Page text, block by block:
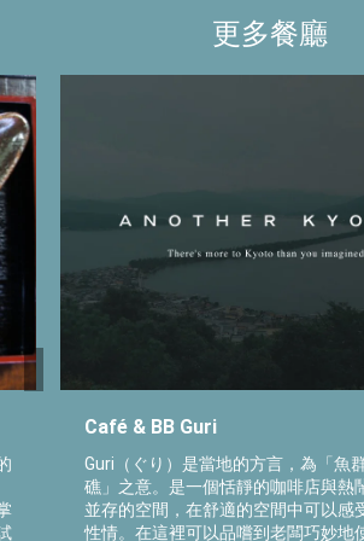
更多餐廳
Café & BB Guri
Guri（ぐり）是當地的方言，為「魚
礁」之意。是一個恬靜的咖啡店與熱
並存的空間，在舒適的空間中可以感
性情。在這裡可以品嚐到老闆巧妙地